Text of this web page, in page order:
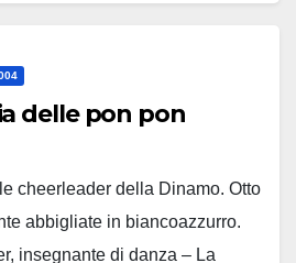
delle pon pon
cheerleader della Dinamo. Otto
abbigliate in biancoazzurro.
insegnante di danza – La